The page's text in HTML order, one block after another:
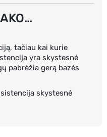
tačiau kai kurie
yra skystesnė
pabrėžia gerą bazės
skystesnė